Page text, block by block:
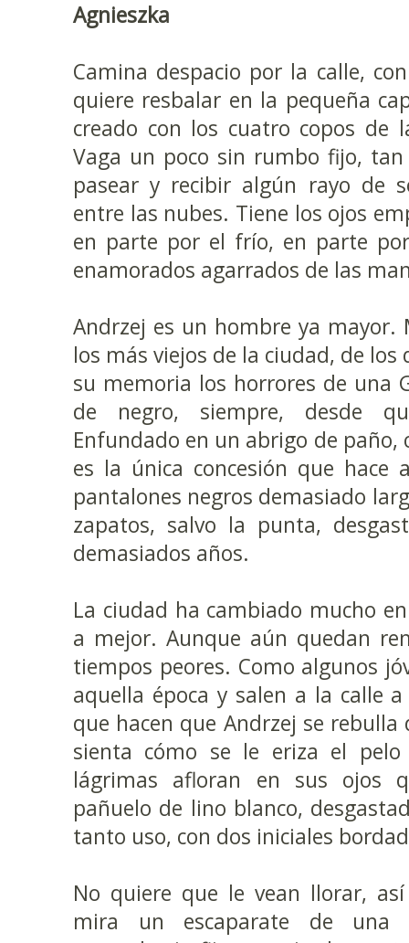
Agnieszka
Camina despacio por la calle,
quiere resbalar en la pequeña
creado con los cuatro copos de
Vaga un poco sin rumbo fijo,
pasear y recibir algún rayo de
entre las nubes. Tiene los ojos
en parte por el frío, en parte
enamorados agarrados de las
Andrzej es un hombre ya mayor.
los más viejos de la ciudad, de los
su memoria los horrores de una
de negro, siempre, desde
Enfundado en un abrigo de paño,
es la única concesión que hace
pantalones negros demasiado
zapatos, salvo la punta,
demasiados años.
La ciudad ha cambiado mucho
a mejor. Aunque aún quedan
tiempos peores. Como algunos
aquella época y salen a la calle
que hacen que Andrzej se
sienta cómo se le eriza el
lágrimas afloran en sus ojos
pañuelo de lino blanco,
tanto uso, con dos iniciales
No quiere que le vean llorar,
mira un escaparate de una